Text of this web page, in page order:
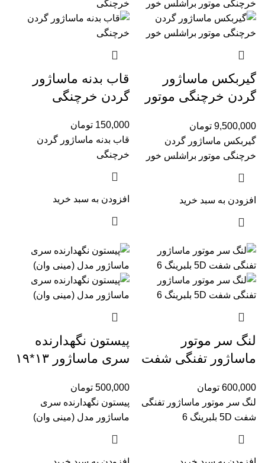
گیربکس ماساژور
گردن خرچنگی موتور
9,500,000 تومان
گیربکس ماساژور گردن
خرچنگی موتور براشلس خور
افزودن به سبد خرید
قاب بدنه ماساژور
گردن خرچنگی
150,000 تومان
قاب بدنه ماساژور گردن
خرچنگی
افزودن به سبد خرید
لنگ سر موتور
ماساژور تفنگی شفت
600,000 تومان
لنگ سر موتور ماساژور تفنگی
شفت 5D بلبرینگ 6
پیستون نگهدارنده
سری ماساژور ۱۳*۱۹
500,000 تومان
پیستون نگهدارنده سری
ماساژور مدل (مینی وان)